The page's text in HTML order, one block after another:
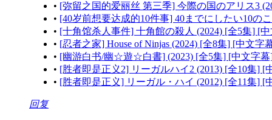
• [弥留之国的爱丽丝 第三季] 今際の国のアリス3
• [40岁前想要达成的10件事] 40までにしたい10の
• [十角馆杀人事件] 十角館の殺人 (2024) [全5集] [
• [忍者之家] House of Ninjas (2024) [全8集] [中文字
• [幽游白书/幽☆遊☆白書] (2023) [全5集] [中文字幕
• [胜者即是正义2] リーガルハイ2 (2013) [全10集] [
• [胜者即是正义] リーガル・ハイ (2012) [全11集] [
回复